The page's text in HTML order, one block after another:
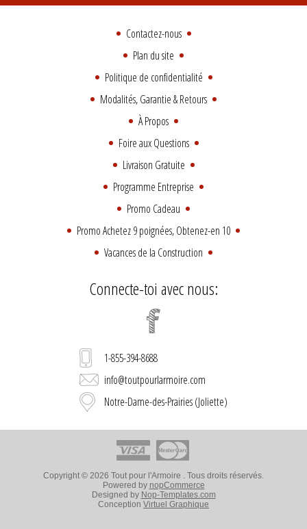
Contactez-nous
Plan du site
Politique de confidentialité
Modalités, Garantie & Retours
À Propos
Foire aux Questions
Livraison Gratuite
Programme Entreprise
Promo Cadeau
Promo Achetez 9 poignées, Obtenez-en 10
Vacances de la Construction
Connecte-toi avec nous:
1-855-394-8688
info@toutpourlarmoire.com
Notre-Dame-des-Prairies (Joliette)
Copyright © 2026 Tout pour l'Armoire . Tous droits réservés.
Powered by nopCommerce
Designed by Nop-Templates.com
Conception Virtuel Graphique